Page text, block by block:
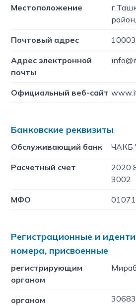
Местоположение
Почтовый адрес
Адрес электронной
почты
Официальный веб-сайт
Банковские реквизиты
Обслуживающий банк ЧАКБ
Расчетный счет
2020
3002
МФО 01071
Регистрационные и
номера, присвоенные
регистрирующим
органом
органом